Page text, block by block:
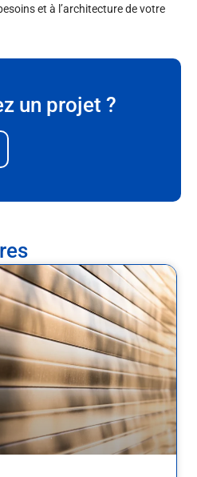
un projet ?
et à l’architecture de votre